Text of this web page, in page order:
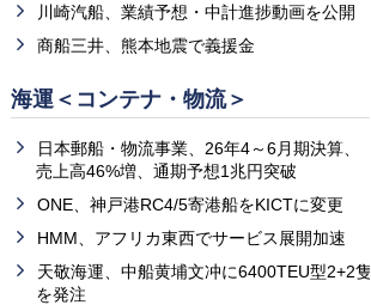
川崎汽船、業績予想・中計進捗動画を公開
商船三井、熊本地震で義援金
海運＜コンテナ・物流＞
日本郵船・物流事業、26年4～6月期決算、
売上高46%増、通期予想1兆円突破
ONE、神戸港RC4/5寄港船をKICTに変更
HMM、アフリカ東西でサービス展開加速
天敬海運、中船黄埔文冲に6400TEU型2+2隻
を発注